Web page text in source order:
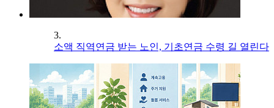
3.
소액 직역연금 받는 노인, 기초연금 수령 길 열린다